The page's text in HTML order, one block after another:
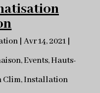
|Avr 14, 2021
,Events,Hauts-
Clim,Installation